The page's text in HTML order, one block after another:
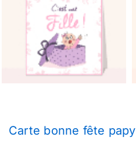
Carte bonne fête papy